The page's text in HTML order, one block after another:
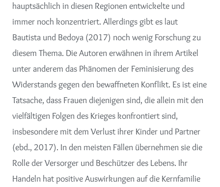
hauptsächlich in diesen Regionen entwickelte und
immer noch konzentriert. Allerdings gibt es laut
Bautista und Bedoya (2017) noch wenig Forschung zu
diesem Thema. Die Autoren erwähnen in ihrem Artikel
unter anderem das Phänomen der Feminisierung des
Widerstands gegen den bewaffneten Konflikt. Es ist eine
Tatsache, dass Frauen diejenigen sind, die allein mit den
vielfältigen Folgen des Krieges konfrontiert sind,
insbesondere mit dem Verlust ihrer Kinder und Partner
(ebd., 2017). In den meisten Fällen übernehmen sie die
Rolle der Versorger und Beschützer des Lebens. Ihr
Handeln hat positive Auswirkungen auf die Kernfamilie